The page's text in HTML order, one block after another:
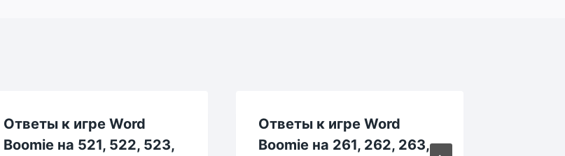
Ответы к игре Word
Boomie на 521, 522, 523,
Ответы к игре Word
Boomie на 261, 262, 263,